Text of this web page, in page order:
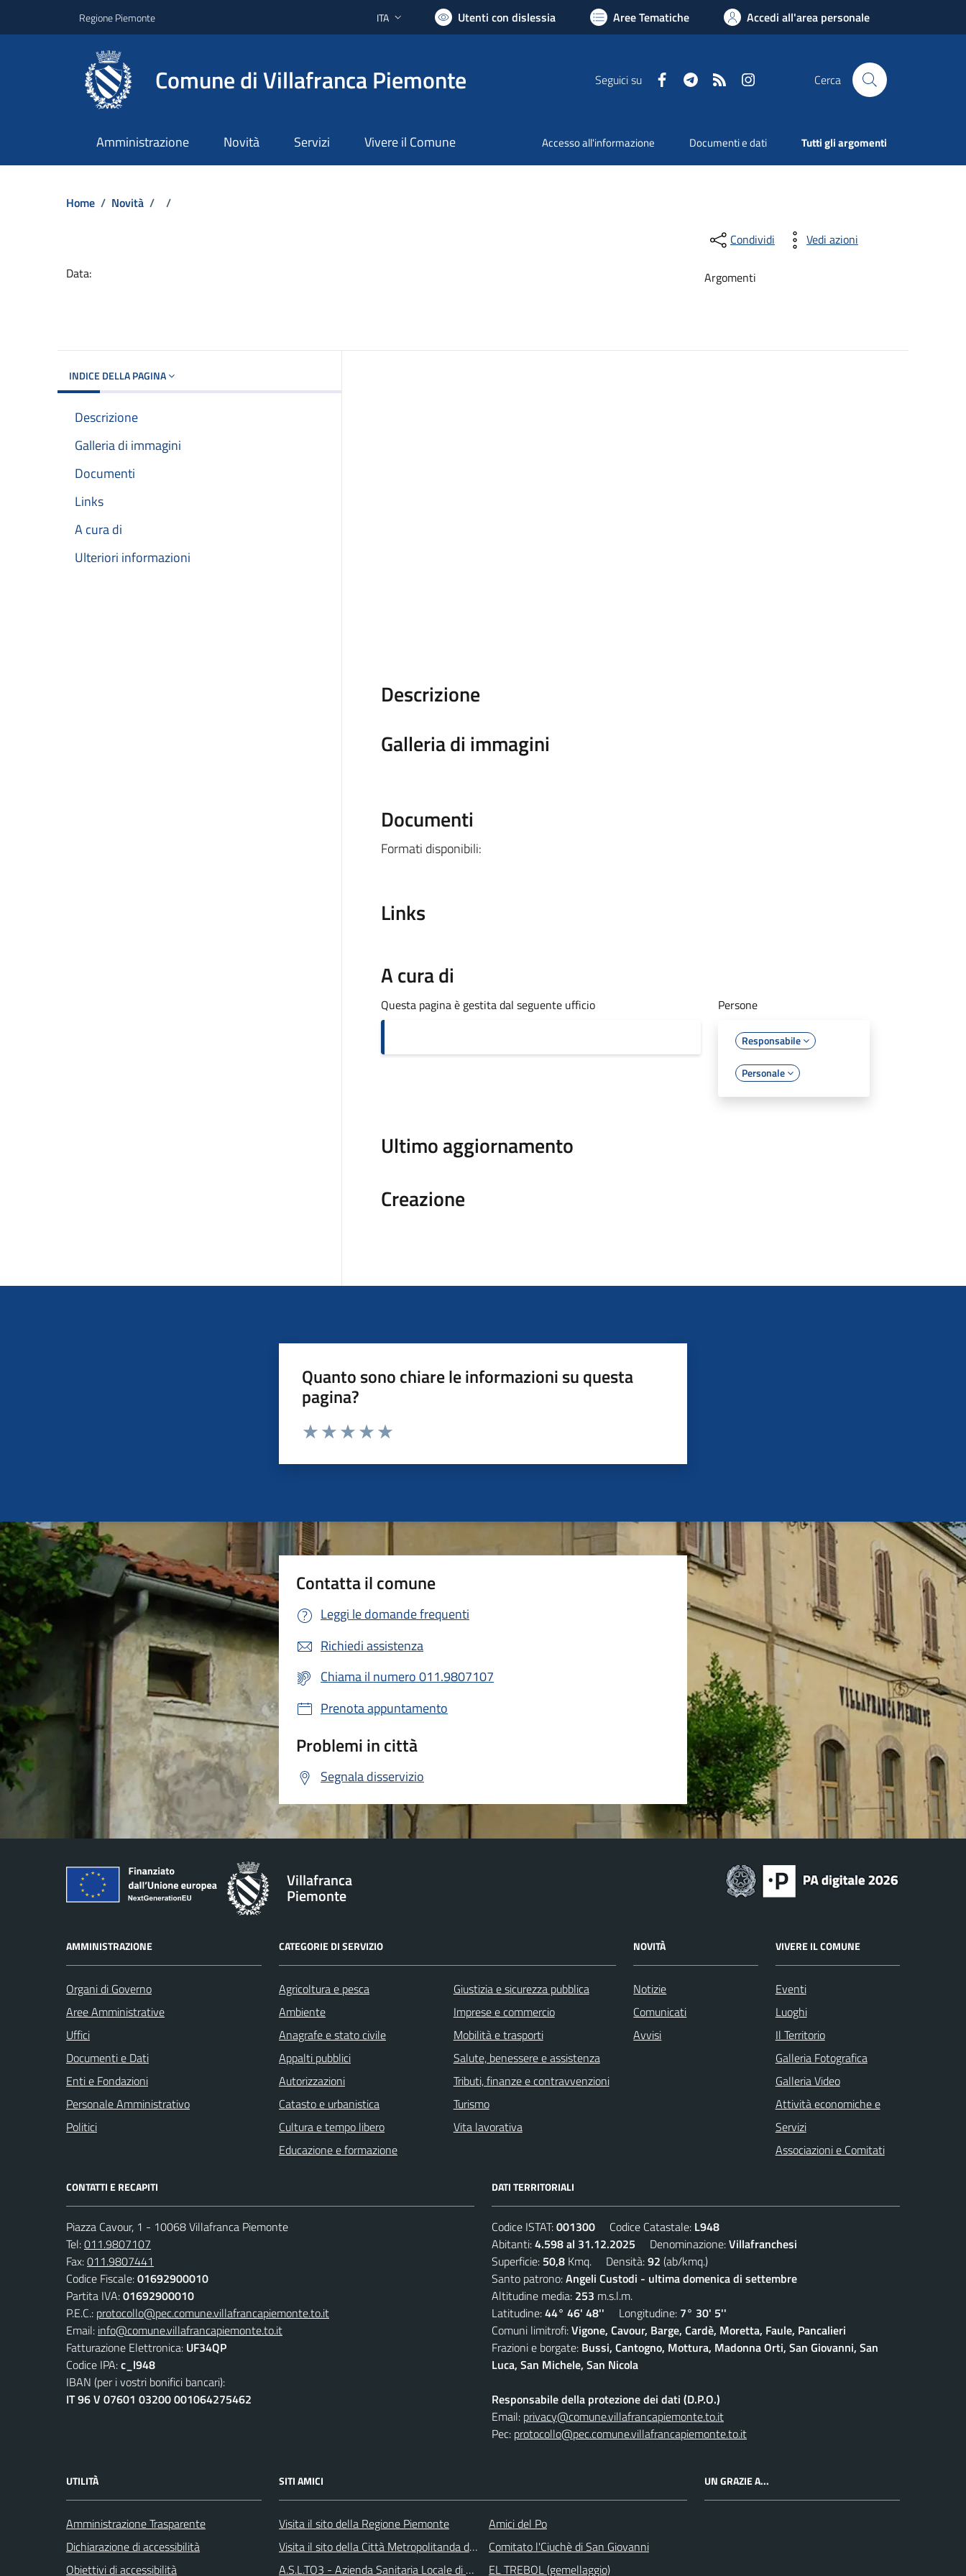
Regione Piemonte Lingua attiva:
ITA Utenti con dislessia Aree Tematiche Accedi all'area personale
Comune di Villafranca Piemonte Seguici su FacebookTelegramRSS Cerca
Amministrazione Novità Servizi Vivere il Comune Accesso all'informazione Documenti e dati Tutti gli argomenti
Home / Novità / /
Data:
Condividi Vedi azioni
Argomenti
INDICE DELLA PAGINA
Descrizione
Galleria di immagini
Documenti
Links
A cura di
Ulteriori informazioni
Descrizione
Galleria di immagini
Documenti
Formati disponibili:
Links
A cura di
Questa pagina è gestita dal seguente ufficio Persone
Responsabile
Personale
Ultimo aggiornamento
Creazione
Quanto sono chiare le informazioni su questa
pagina?
Valuta da 1 a 5 stelle la pagina
Contatta il comune
Leggi le domande frequenti
Richiedi assistenza
Chiama il numero 011.9807107
Prenota appuntamento
Problemi in città
Segnala disservizio
Villafranca
Piemonte
AMMINISTRAZIONE
Organi di Governo
Aree Amministrative
Uffici
Documenti e Dati
Enti e Fondazioni
Personale Amministrativo
Politici
CATEGORIE DI SERVIZIO
Agricoltura e pesca
Ambiente
Anagrafe e stato civile
Appalti pubblici
Autorizzazioni
Catasto e urbanistica
Cultura e tempo libero
Educazione e formazione
Giustizia e sicurezza pubblica
Imprese e commercio
Mobilità e trasporti
Salute, benessere e assistenza
Tributi, finanze e contravvenzioni
Turismo
Vita lavorativa
NOVITÀ
Notizie
Comunicati
Avvisi
VIVERE IL COMUNE
Eventi
Luoghi
Il Territorio
Galleria Fotografica
Galleria Video
Attività economiche e
Servizi
Associazioni e Comitati
CONTATTI E RECAPITI
Piazza Cavour, 1 - 10068 Villafranca Piemonte
Tel:011.9807107
Fax:011.9807441
Codice Fiscale:01692900010
Partita IVA:01692900010
P.E.C.: protocollo@pec.comune.villafrancapiemonte.to.it
Email: info@comune.villafrancapiemonte.to.it
Fatturazione Elettronica: UF34QP
Codice IPA:c_l948
IBAN (per i vostri bonifici bancari):
IT 96 V 07601 03200 001064275462
DATI TERRITORIALI
Codice ISTAT:001300 Codice Catastale: L948
Abitanti:4.598 al 31.12.2025 Denominazione:Villafranchesi
Superficie: 50,8 Kmq. Densità:92 (ab/kmq.)
Santo patrono:Angeli Custodi - ultima domenica di settembre
Altitudine media: 253 m.s.l.m.
Latitudine:44° 46' 48'' Longitudine: 7° 30' 5''
Comuni limitrofi:Vigone, Cavour, Barge, Cardè, Moretta, Faule, Pancalieri
Frazioni e borgate: Bussi, Cantogno, Mottura, Madonna Orti, San Giovanni, San
Luca, San Michele, San Nicola
Responsabile della protezione dei dati (D.P.O.)
Email: privacy@comune.villafrancapiemonte.to.it
Pec: protocollo@pec.comune.villafrancapiemonte.to.it
UTILITÀ
Amministrazione Trasparente
Dichiarazione di accessibilità
Obiettivi di accessibilità
SITI AMICI
Visita il sito della Regione Piemonte
Visita il sito della Città Metropolitanda di Torino
A.S.L.TO3 - Azienda Sanitaria Locale di Collegno e Pinerolo
Amici del Po
Comitato l'Ciuchè di San Giovanni
EL TREBOL (gemellaggio)
UN GRAZIE A...